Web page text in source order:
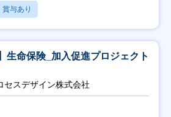
賞与あり
生命保険_加入促進プロジェクト
セスデザイン株式会社